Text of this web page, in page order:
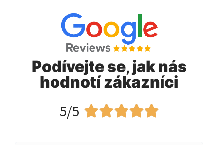
Podívejte se, jak nás
hodnotí zákazníci
5/5 